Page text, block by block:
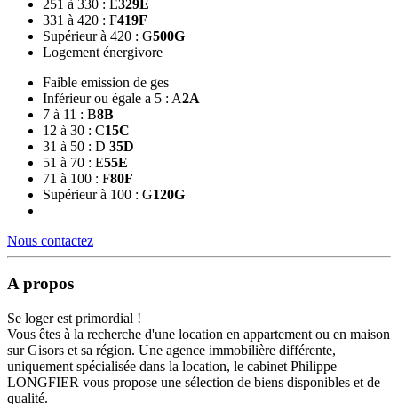
251 à 330 : E329E
331 à 420 : F419F
Supérieur à 420 : G500G
Logement énergivore
Faible emission de ges
Inférieur ou égale a 5 : A2A
7 à 11 : B8B
12 à 30 : C15C
31 à 50 : D 35D
51 à 70 : E55E
71 à 100 : F80F
Supérieur à 100 : G120G
Nous contactez
A propos
Se loger est primordial !
Vous êtes à la recherche d'une location en appartement ou en maison
sur Gisors et sa région. Une agence immobilière différente,
uniquement spécialisée dans la location, le cabinet Philippe
LONGFIER vous propose une sélection de biens disponibles et de
qualité.